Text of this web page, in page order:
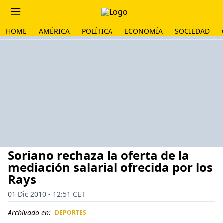
HOME AMÉRICA POLÍTICA ECONOMÍA SOCIEDAD
Soriano rechaza la oferta de la
mediación salarial ofrecida por los
Rays
01 Dic 2010 - 12:51 CET
Archivado en: DEPORTES